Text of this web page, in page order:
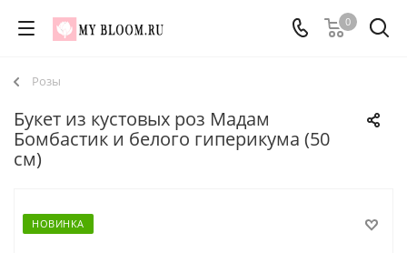
0
Розы
Букет из кустовых роз Мадам
Бомбастик и белого гиперикума (50
см)
НОВИНКА